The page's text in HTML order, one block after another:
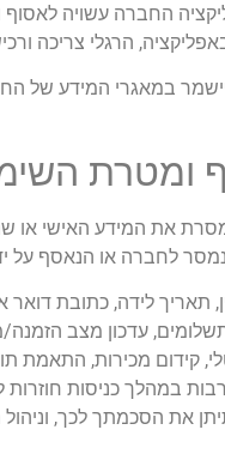
החברה עשויה לאסוף
הרגלי צריכה
במאגרי המידע
ומטרת
את המידע האישי או
לחברה או הנאסף על
תאריך לידה, כתובת דואר
תשלומים, עדכון מצב
קידום מכירות, התאמת
לרבות במהלך כניסות
את הסכמתך לכך, וניהול